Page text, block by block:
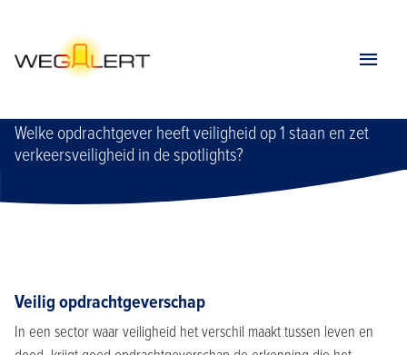
Meldpunt veilig opdrachtgeverschap
Welke opdrachtgever heeft veiligheid op 1 staan en zet
verkeersveiligheid in de spotlights?
Veilig opdrachtgeverschap
In een sector waar veiligheid het verschil maakt tussen leven en